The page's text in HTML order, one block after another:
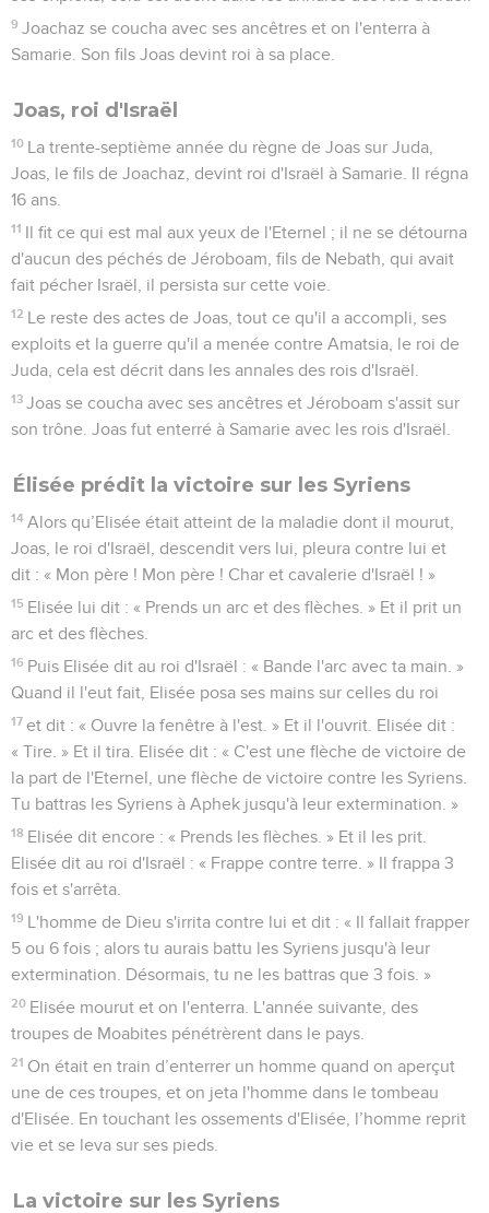
9 Joachaz se coucha avec ses ancêtres et on l'enterra à
Samarie. Son fils Joas devint roi à sa place.
Joas, roi d'Israël
10 La trente-septième année du règne de Joas sur Juda,
Joas, le fils de Joachaz, devint roi d'Israël à Samarie. Il régna
16 ans.
11 Il fit ce qui est mal aux yeux de l'Eternel ; il ne se détourna
d'aucun des péchés de Jéroboam, fils de Nebath, qui avait
fait pécher Israël, il persista sur cette voie.
12 Le reste des actes de Joas, tout ce qu'il a accompli, ses
exploits et la guerre qu'il a menée contre Amatsia, le roi de
Juda, cela est décrit dans les annales des rois d'Israël.
13 Joas se coucha avec ses ancêtres et Jéroboam s'assit sur
son trône. Joas fut enterré à Samarie avec les rois d'Israël.
Élisée prédit la victoire sur les Syriens
14 Alors qu’Elisée était atteint de la maladie dont il mourut,
Joas, le roi d'Israël, descendit vers lui, pleura contre lui et
dit : « Mon père ! Mon père ! Char et cavalerie d'Israël ! »
15 Elisée lui dit : « Prends un arc et des flèches. » Et il prit un
arc et des flèches.
16 Puis Elisée dit au roi d'Israël : « Bande l'arc avec ta main. »
Quand il l'eut fait, Elisée posa ses mains sur celles du roi
17 et dit : « Ouvre la fenêtre à l'est. » Et il l'ouvrit. Elisée dit :
« Tire. » Et il tira. Elisée dit : « C'est une flèche de victoire de
la part de l'Eternel, une flèche de victoire contre les Syriens.
Tu battras les Syriens à Aphek jusqu'à leur extermination. »
18 Elisée dit encore : « Prends les flèches. » Et il les prit.
Elisée dit au roi d'Israël : « Frappe contre terre. » Il frappa 3
fois et s'arrêta.
19 L'homme de Dieu s'irrita contre lui et dit : « Il fallait frapper
5 ou 6 fois ; alors tu aurais battu les Syriens jusqu'à leur
extermination. Désormais, tu ne les battras que 3 fois. »
20 Elisée mourut et on l'enterra. L'année suivante, des
troupes de Moabites pénétrèrent dans le pays.
21 On était en train d’enterrer un homme quand on aperçut
une de ces troupes, et on jeta l'homme dans le tombeau
d'Elisée. En touchant les ossements d'Elisée, l’homme reprit
vie et se leva sur ses pieds.
La victoire sur les Syriens